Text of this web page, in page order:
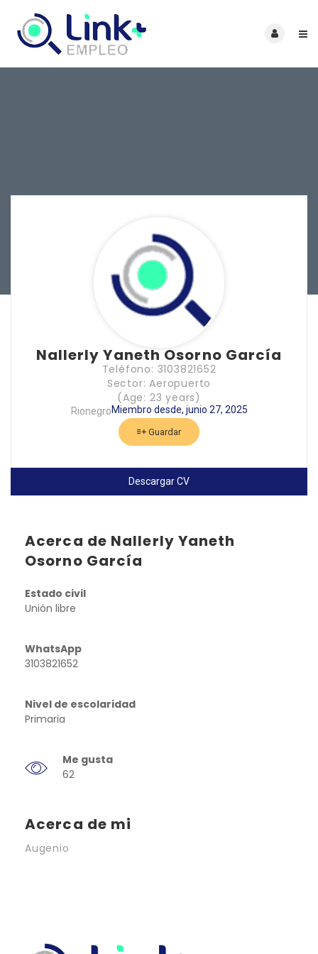
Nallerly Yaneth Osorno García
Teléfono: 3103821652
Sector: Aeropuerto
(Age: 23 years)
RionegroMiembro desde, junio 27, 2025
Guardar
Descargar CV
Acerca de Nallerly Yaneth
Osorno García
Estado civil
Unión libre
WhatsApp
3103821652
Nivel de escolaridad
Primaria
Me gusta
62
Acerca de mi
Augenio